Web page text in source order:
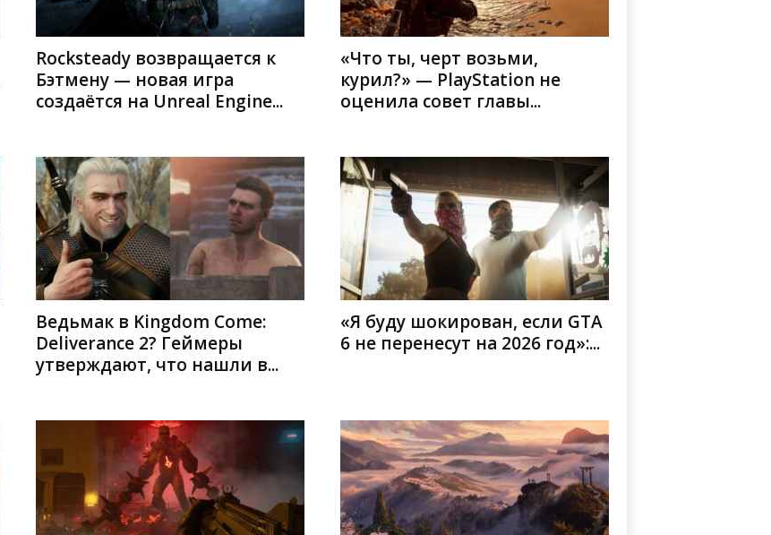
Rocksteady возвращается к
Бэтмену — новая игра
создаётся на Unreal Engine...
«Что ты, черт возьми,
курил?» — PlayStation не
оценила совет главы...
Ведьмак в Kingdom Come:
Deliverance 2? Геймеры
утверждают, что нашли в...
«Я буду шокирован, если GTA
6 не перенесут на 2026 год»:...